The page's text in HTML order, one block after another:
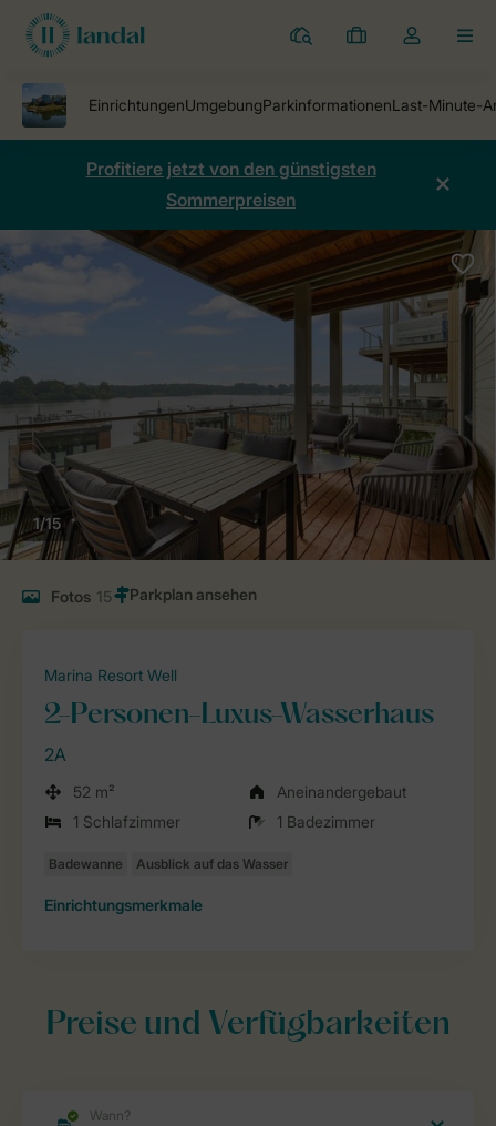
Ferienparks
Meine
Dropdown-
öffnen
Profitiere jetzt von den günstigsten
Sommerpreisen
1/15
Fotos 15
Marina Resort Well
2-Personen-Luxus-Wasserhaus
2A
52 m²
Aneinandergebaut
1 Schlafzimmer
1 Badezimmer
Einrichtungsmerkmale
Preise und Verfügbarkeiten